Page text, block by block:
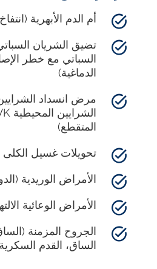
أم الدم الأبهرية
تضيق الشريان
السباتي مع خطر
الدماغية)
مرض انسداد
المتقطع)
تحويلات غسيل الكلى
الأمراض الوريدية
الأمراض الوعائية
الجروح المزمنة
الساق، القدم